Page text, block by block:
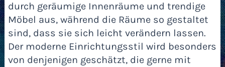
durch geräumige Innenräume und trendige
Möbel aus, während die Räume so gestaltet
sind, dass sie sich leicht verändern lassen.
Der moderne Einrichtungsstil wird besonders
von denjenigen geschätzt, die gerne mit